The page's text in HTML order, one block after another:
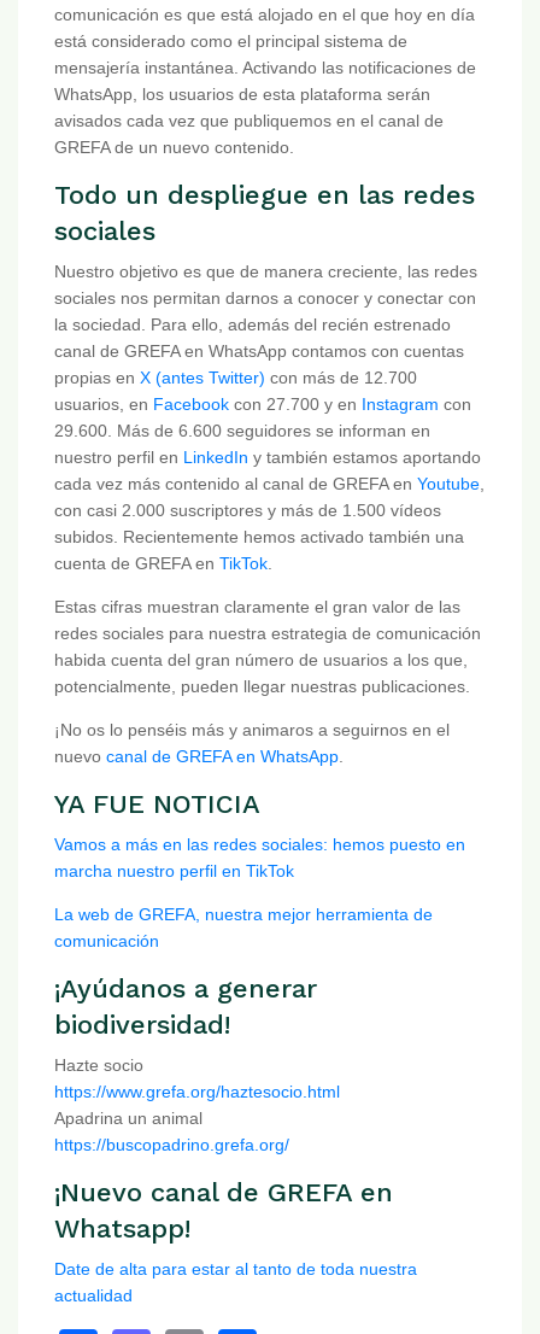
comunicación es que está alojado en el que hoy en día
está considerado como el principal sistema de
mensajería instantánea. Activando las notificaciones de
WhatsApp, los usuarios de esta plataforma serán
avisados cada vez que publiquemos en el canal de
GREFA de un nuevo contenido.
Todo un despliegue en las redes
sociales
Nuestro objetivo es que de manera creciente, las redes
sociales nos permitan darnos a conocer y conectar con
la sociedad. Para ello, además del recién estrenado
canal de GREFA en WhatsApp contamos con cuentas
propias en X (antes Twitter) con más de 12.700
usuarios, en Facebook con 27.700 y en Instagram con
29.600. Más de 6.600 seguidores se informan en
nuestro perfil en LinkedIn y también estamos aportando
cada vez más contenido al canal de GREFA en Youtube
con casi 2.000 suscriptores y más de 1.500 vídeos
subidos. Recientemente hemos activado también una
cuenta de GREFA en TikTok
Estas cifras muestran claramente el gran valor de las
redes sociales para nuestra estrategia de comunicación
habida cuenta del gran número de usuarios a los que,
potencialmente, pueden llegar nuestras publicaciones.
¡No os lo penséis más y animaros a seguirnos en el
nuevo canal de GREFA en WhatsApp
YA FUE NOTICIA
Vamos a más en las redes sociales: hemos puesto en
marcha nuestro perfil en TikTok
La web de GREFA, nuestra mejor herramienta de
comunicación
¡Ayúdanos a generar
biodiversidad!
Hazte socio
https://www.grefa.org/haztesocio.html
Apadrina un animal
https://buscopadrino.grefa.org/
¡Nuevo canal de GREFA en
Whatsapp!
Date de alta para estar al tanto de toda nuestra
actualidad